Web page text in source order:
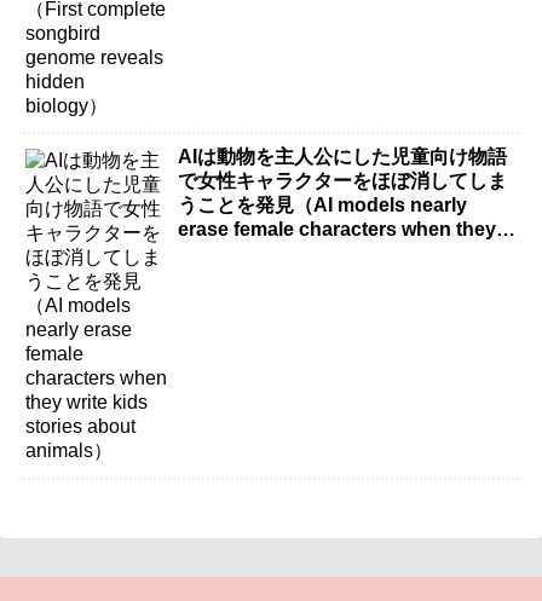
AIは動物を主人公にした児童向け物語
で女性キャラクターをほぼ消してしま
うことを発見（AI models nearly
erase female characters when they